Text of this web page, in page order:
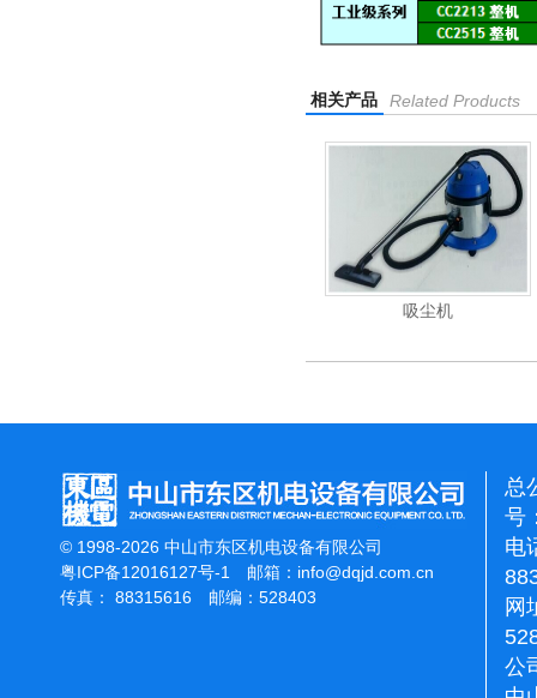
相关产品 Related Products
吸尘机
© 1998-2026 中山市东区机电设备有限公司
粤ICP备12016127号-1 邮箱： info@dqjd.com.cn
传真： 88315616 邮编：528403
总
号
电
网
公